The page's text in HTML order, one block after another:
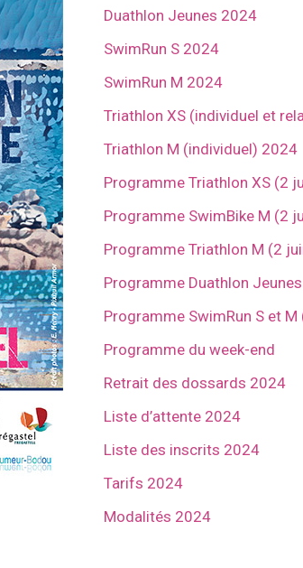
Duathlon Jeunes 2024
SwimRun S 2024
SwimRun M 2024
Triathlon XS (individuel et
Triathlon M (individuel) 2024
Programme Triathlon XS (2
Programme SwimBike M (2
Programme Triathlon M (2
Programme Duathlon
Programme SwimRun S et
Programme du week-end
Retrait des dossards 2024
Liste d’attente 2024
Liste des inscrits 2024
Tarifs 2024
Modalités 2024